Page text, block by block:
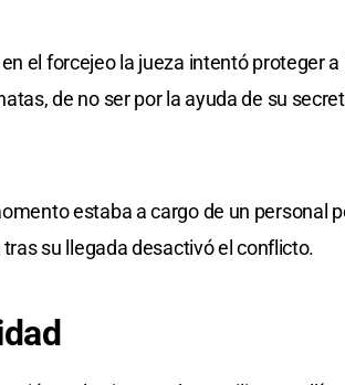
el forcejeo la jueza intentó proteger
de no ser por la ayuda de su
estaba a cargo de un personal
su llegada desactivó el conflicto.